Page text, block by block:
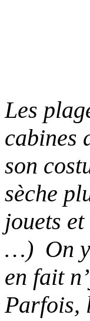
Les
cabines
son
sèche
jouets
…) On y
en fait
Parfois,